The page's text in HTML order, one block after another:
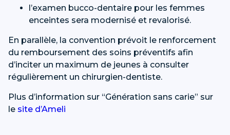
l’examen bucco-dentaire pour les femmes
enceintes sera modernisé et revalorisé.
En parallèle, la convention prévoit le renforcement
du remboursement des soins préventifs afin
d’inciter un maximum de jeunes à consulter
régulièrement un chirurgien-dentiste.
Plus d’information sur “Génération sans carie” sur
le site d’Ameli